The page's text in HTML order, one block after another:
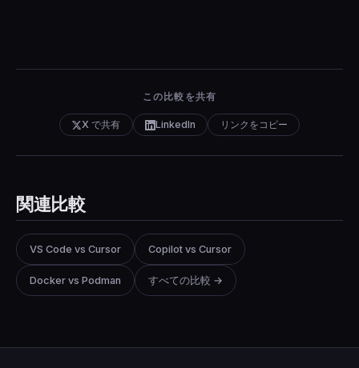
この比較を共有
X で共有 LinkedIn リンクをコピー
関連比較
VS Code vs Cursor Copilot vs Cursor
Docker vs Podman すべての比較 →